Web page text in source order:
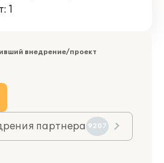
1
внедрение/проект
партнера 9207